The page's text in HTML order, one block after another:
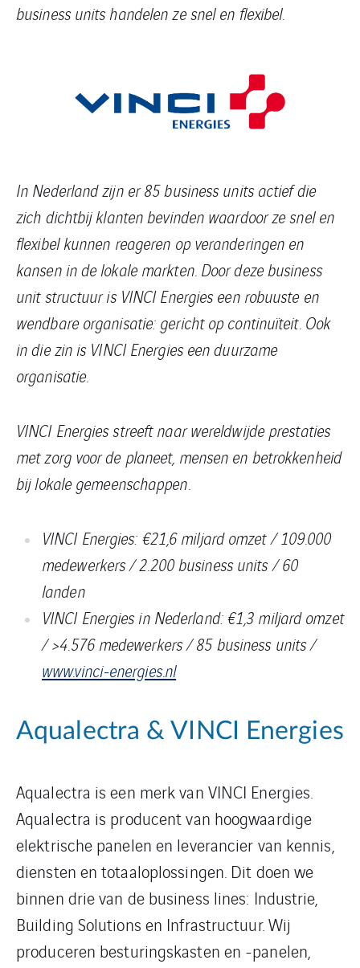
business units handelen ze snel en flexibel.
In Nederland zijn er 85 business units actief die
zich dichtbij klanten bevinden waardoor ze snel en
flexibel kunnen reageren op veranderingen en
kansen in de lokale markten. Door deze business
unit structuur is VINCI Energies een robuuste en
wendbare organisatie: gericht op continuïteit. Ook
in die zin is VINCI Energies een duurzame
organisatie.
VINCI Energies streeft naar wereldwijde prestaties
met zorg voor de planeet, mensen en betrokkenheid
bij lokale gemeenschappen.
VINCI Energies: €21,6 miljard omzet / 109.000
medewerkers / 2.200 business units / 60
landen
VINCI Energies in Nederland: €1,3 miljard omzet
/ >4.576 medewerkers / 85 business units /
www.vinci-energies.nl
Aqualectra & VINCI Energies
Aqualectra is een merk van VINCI Energies.
Aqualectra is producent van hoogwaardige
elektrische panelen en leverancier van kennis,
diensten en totaaloplossingen. Dit doen we
binnen drie van de business lines: Industrie,
Building Solutions en Infrastructuur. Wij
produceren besturingskasten en -panelen,